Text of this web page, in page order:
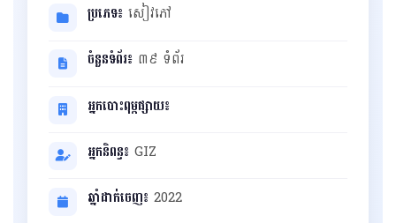
ប្រភេទ៖ សៀវភៅ
ចំនួនទំព័រ៖ ៣៩ ទំព័រ
អ្នកបោះពុម្ពផ្សាយ៖
អ្នកនិពន្ធ៖ GIZ
ឆ្នាំដាក់ចេញ៖ 2022